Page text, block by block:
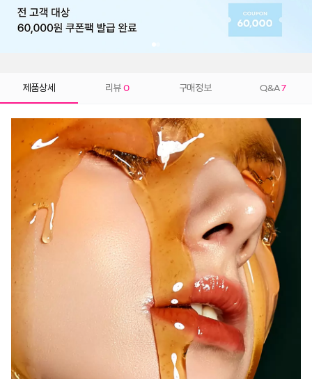
제품상세 리뷰 0 구매정보 Q&A7